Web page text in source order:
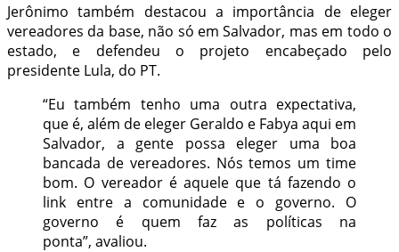
Jerônimo também destacou a importância de eleger
vereadores da base, não só em Salvador, mas em todo o
estado, e defendeu o projeto encabeçado pelo
presidente Lula, do PT.
“Eu também tenho uma outra expectativa,
que é, além de eleger Geraldo e Fabya aqui em
Salvador, a gente possa eleger uma boa
bancada de vereadores. Nós temos um time
bom. O vereador é aquele que tá fazendo o
link entre a comunidade e o governo. O
governo é quem faz as políticas na
ponta”, avaliou.